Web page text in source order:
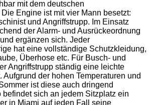
mit dem deutschen
Engine ist mit vier Mann besetzt:
und Angriffstrupp. Im Einsatz
der Alarm- und Ausrückeordnung
ergänzen sich. Jeder
hat eine vollständige Schutzkleidung,
Überhose etc. Für Busch- und
Angriffstrupp ständig eine leichte
Aufgrund der hohen Temperaturen und
ist diese auch dringend
befindet sich an jedem Sitzplatz ein
in Miami auf jeden Fall seine